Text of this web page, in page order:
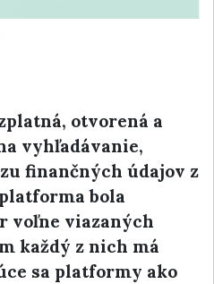
otvorená a
vyhľadávanie,
finančných údajov z
bola
voľne viazaných
každý z nich má
sa platformy ako